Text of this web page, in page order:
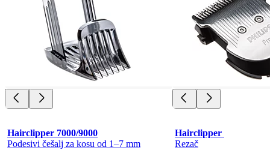
Hairclipper 7000/9000
Podesivi češalj za kosu od 1–7 mm
Hairclipper
Rezač